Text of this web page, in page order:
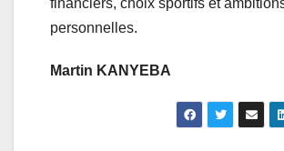
financiers, choix sportifs et
personnelles.
Martin KANYEBA